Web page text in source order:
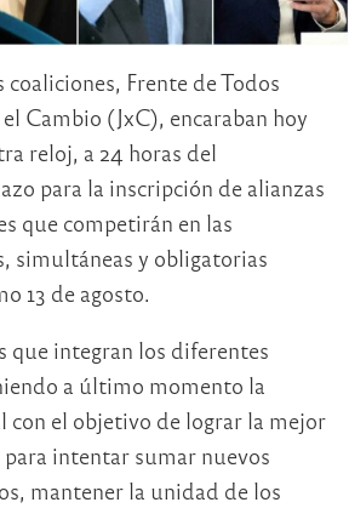
coaliciones, Frente de Todos
Cambio (JxC), encaraban hoy
reloj, a 24 horas del
para la inscripción de alianzas
que competirán en las
simultáneas y obligatorias
13 de agosto.
que integran los diferentes
a último momento la
con el objetivo de lograr la mejor
intentar sumar nuevos
mantener la unidad de los